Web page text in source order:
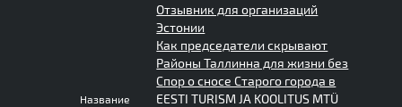
Отзывник для организаций
Эстонии
Как председатели скрывают
Районы Таллинна для жизни без
Спор о сносе Старого города в
Название
EESTI TURISM JA KOOLITUS MTÜ